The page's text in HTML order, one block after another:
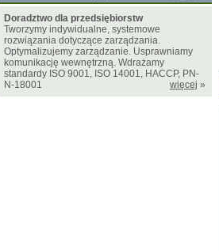
Doradztwo dla przedsiębiorstw
Tworzymy indywidualne, systemowe
rozwiązania dotyczące zarządzania.
Optymalizujemy zarządzanie. Usprawniamy
komunikację wewnętrzną. Wdrażamy
standardy ISO 9001, ISO 14001, HACCP, PN-
N-18001
więcej »